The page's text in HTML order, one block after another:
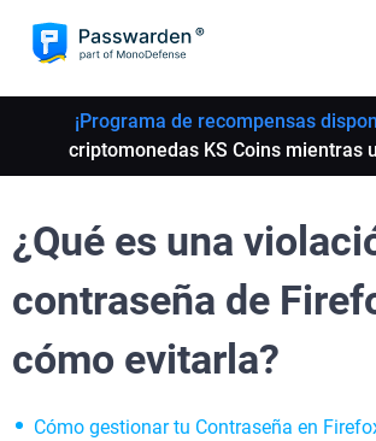
¡Programa de recompensas
criptomonedas KS Coins mientras
¿Qué es una
contraseña de
cómo evitarla?
Cómo gestionar tu Contraseña en